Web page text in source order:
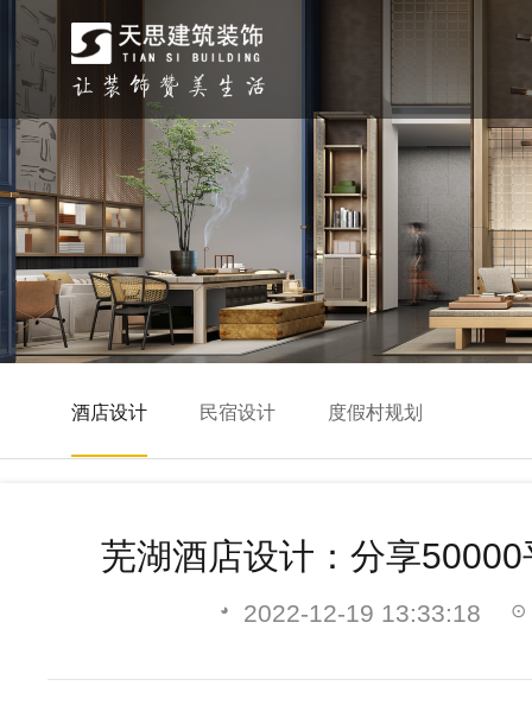
酒店设计 民宿设计 度假村规划
芜湖酒店设计：分享
2022-12-19 13:33:18